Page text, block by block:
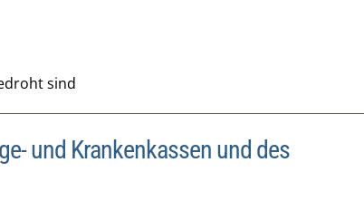
sind
und Krankenkassen und des